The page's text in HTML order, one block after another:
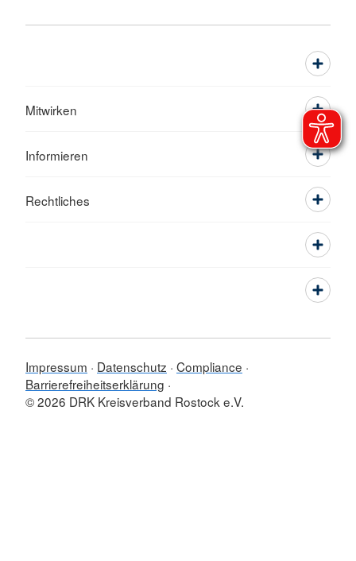
Mitwirken
Informieren
Rechtliches
Impressum Datenschutz Compliance
Barrierefreiheitserklärung
© 2026 DRK Kreisverband Rostock e.V.